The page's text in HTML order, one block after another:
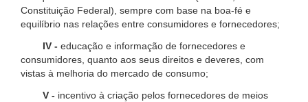
Constituição Federal), sempre com base na boa-fé e
equilíbrio nas relações entre consumidores e fornecedores;
IV - educação e informação de fornecedores e
consumidores, quanto aos seus direitos e deveres, com
vistas à melhoria do mercado de consumo;
V - incentivo à criação pelos fornecedores de meios